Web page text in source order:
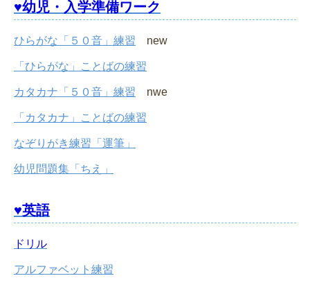
♥幼児・入学準備ワーク
ひらがな「５０音」練習 new
「ひらがな」ことばの練習
カタカナ「５０音」練習 nwe
「カタカナ」ことばの練習
なぞりがき練習「運筆」
幼児問題集「ちえ」
♥英語
ドリル
アルファベット練習